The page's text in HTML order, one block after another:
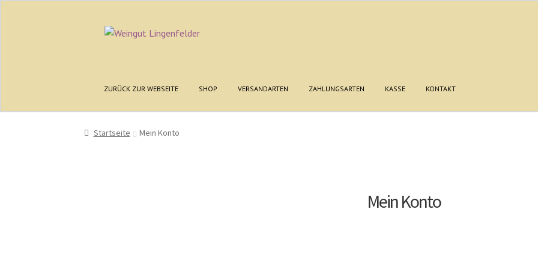
ZURÜCK ZUR WEBSEITE SHOP VERSANDARTEN ZAHLUNGSARTEN KASSE KONTAKT
Startseite AGB
Startseite Mein Konto
Mein Konto